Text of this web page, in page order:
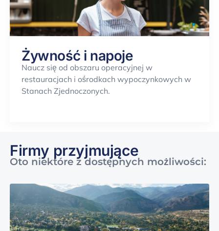
Żywność i napoje
Naucz się od obszaru operacyjnej w
restauracjach i ośrodkach wypoczynkowych w
Stanach Zjednoczonych.
Firmy przyjmujące
Oto niektóre z dostępnych możliwości: